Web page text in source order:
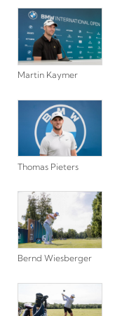
Martin Kaymer
Thomas Pieters
Bernd Wiesberger